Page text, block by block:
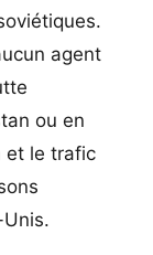
agent
ou en
et le trafic